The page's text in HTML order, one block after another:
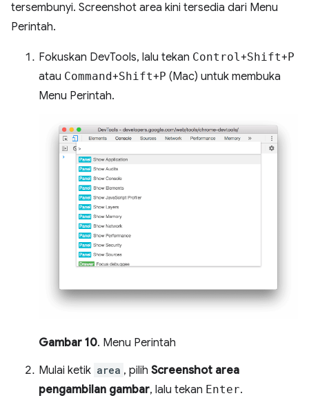
tersembunyi. Screenshot area kini tersedia dari Menu
Perintah.
Fokuskan DevTools, lalu tekan Control+Shift+ P
atau Command+Shift+ P (Mac) untuk membuka
Menu Perintah.
Gambar 10. Menu Perintah
Mulai ketik area , pilih Screenshot area
pengambilan gambar, lalu tekan Enter.